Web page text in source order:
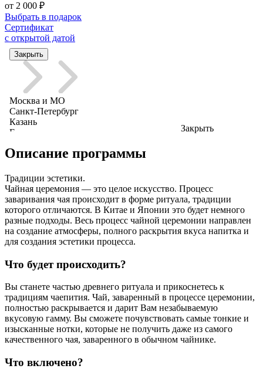
от 2 000 ₽
Выбрать в подарок
Сертификат
с открытой датой
Закрыть
Описание программы
Традиции эстетики.
Чайная церемония — это целое искусство. Процесс
заваривания чая происходит в форме ритуала, традиции
которого отличаются. В Китае и Японии это будет немного
разные подходы. Весь процесс чайной церемонии направлен
на создание атмосферы, полного раскрытия вкуса напитка и
для создания эстетики процесса.
Что будет происходить?
Вы станете частью древнего ритуала и прикоснетесь к
традициям чаепития. Чай, заваренный в процессе церемонии,
полностью раскрывается и дарит Вам незабываемую
вкусовую гамму. Вы сможете почувствовать самые тонкие и
изысканные нотки, которые не получить даже из самого
качественного чая, заваренного в обычном чайнике.
Что включено?